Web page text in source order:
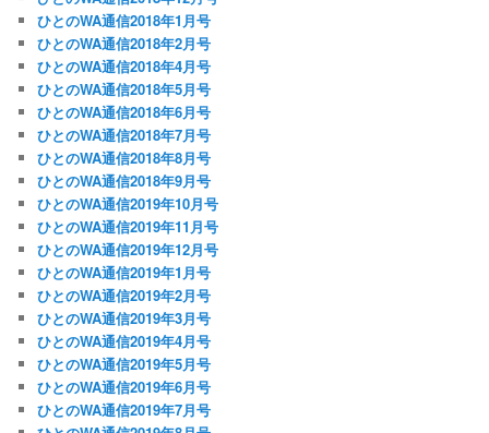
ひとのWA通信2018年1月号
ひとのWA通信2018年2月号
ひとのWA通信2018年4月号
ひとのWA通信2018年5月号
ひとのWA通信2018年6月号
ひとのWA通信2018年7月号
ひとのWA通信2018年8月号
ひとのWA通信2018年9月号
ひとのWA通信2019年10月号
ひとのWA通信2019年11月号
ひとのWA通信2019年12月号
ひとのWA通信2019年1月号
ひとのWA通信2019年2月号
ひとのWA通信2019年3月号
ひとのWA通信2019年4月号
ひとのWA通信2019年5月号
ひとのWA通信2019年6月号
ひとのWA通信2019年7月号